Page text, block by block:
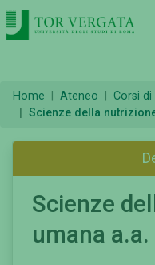
Home Ateneo
Corsi
Scienze della
Scienze
umana